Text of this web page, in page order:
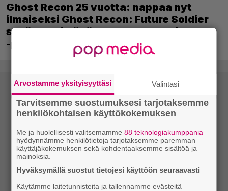
Ghost Recon 25 vuotta: nappaa nyt
ilmaiseksi Ghost Recon: Future Soldier
sekä merkittävä Ghost Recon Wildlands
-päivitys
Arvostamme yksityisyyttäsi Valintasi
Tarvitsemme suostumuksesi tarjotaksemme
henkilökohtaisen käyttökokemuksen
Me ja huolellisesti valitsemamme88 teknologiakumppania
hyödynnämme henkilötietoja tarjotaksemme paremman
käyttäjäkokemuksen sekä kohdentaaksemme sisältöä ja
mainoksia.
Hyväksymällä suostut tietojesi käyttöön seuraavasti
Käytämme laitetunnisteita ja tallennamme evästeitä